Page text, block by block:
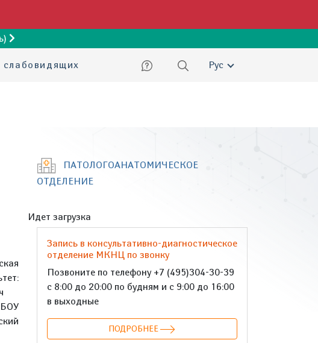
слабовидящих Русский
ПАТОЛОГОАНАТОМИЧЕСКОЕ
ОТДЕЛЕНИЕ
Идет загрузка
Запись в консультативно-диагностическое
отделение МКНЦ по звонку
Позвоните по телефону +7 (495)304-30-39
с 8:00 до 20:00 по будням и с 9:00 до 16:00
в выходные
ПОДРОБНЕЕ